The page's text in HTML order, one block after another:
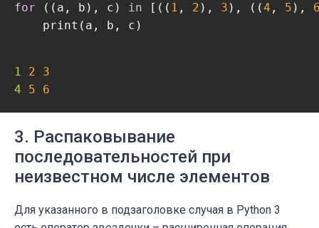
for ((a, b), c) in [(( 1 , 2 ), 3 ), ((4 , 5 ),
    print(a, b, c)
1 2
3
4 5 6
3. Распаковывание
последовательностей при
неизвестном числе элементов
Для указанного в подзаголовке случая в Python 3